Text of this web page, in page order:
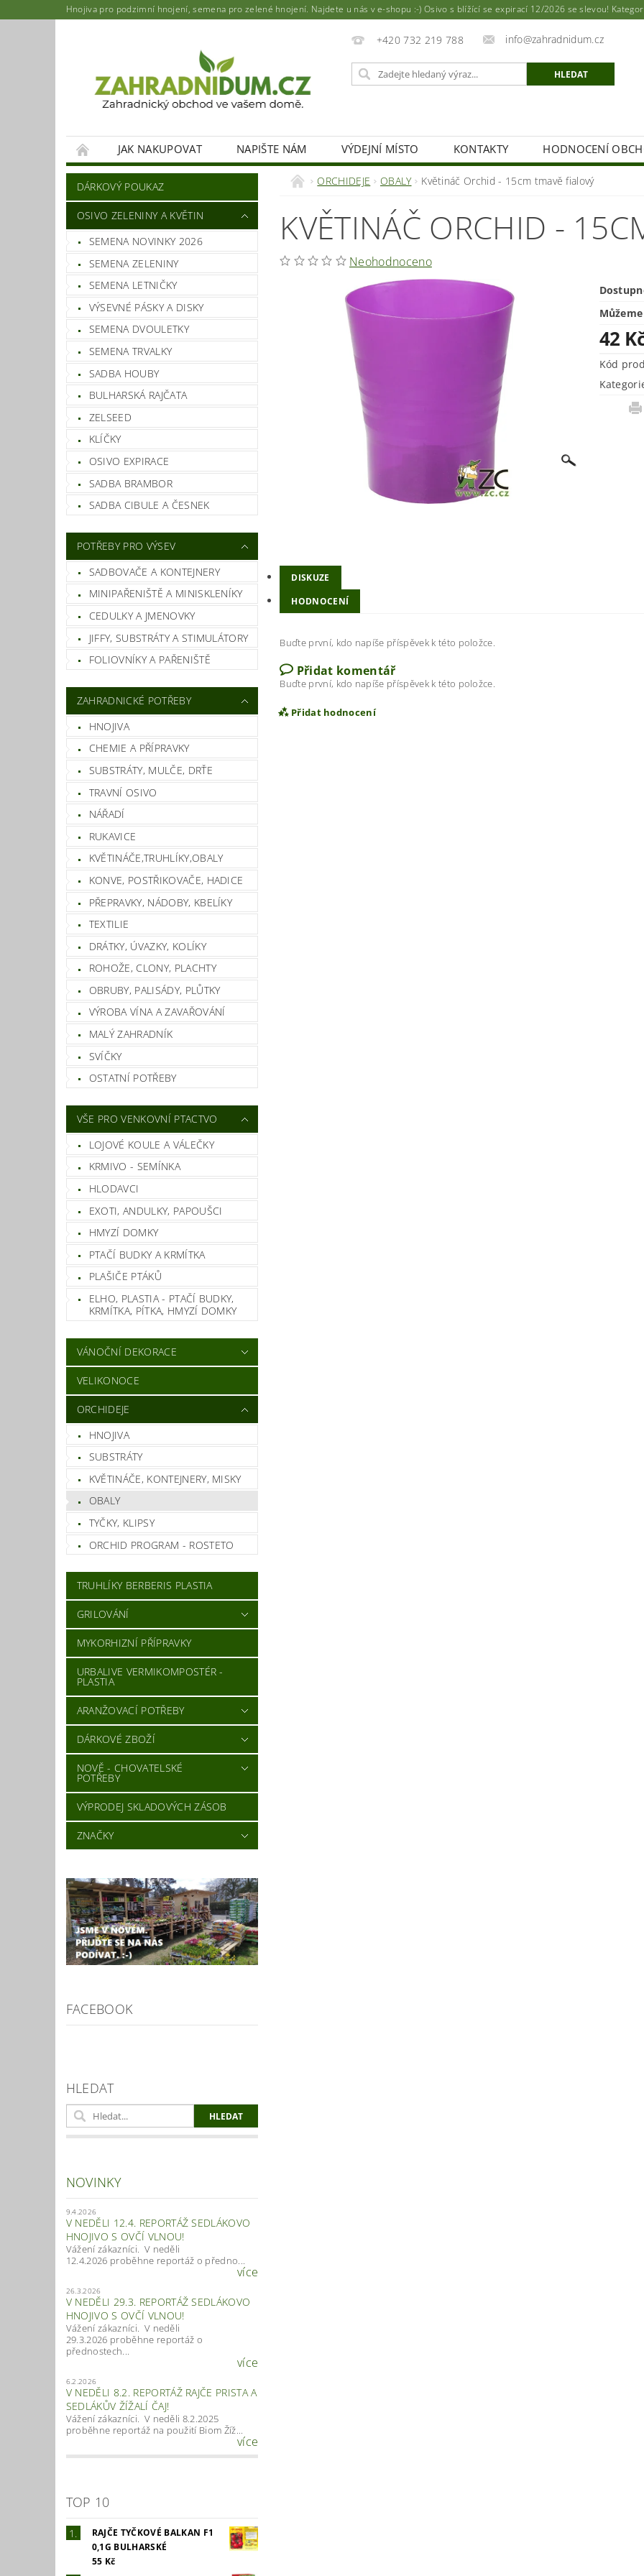
Hnojiva pro podzimní hnojení, semena pro zelené hnojení. Najdete u nás v e-shopu :-) Osivo s blížící se expirací 12/2026 se slevou! Kategorie
+420 732 219 788 info@zahradnidum.cz
JAK NAKUPOVAT NAPIŠTE NÁM VÝDEJNÍ MÍSTO KONTAKTY HODNOCENÍ
DÁRKOVÝ POUKAZ
OSIVO ZELENINY A KVĚTIN
SEMENA NOVINKY 2026
SEMENA ZELENINY
SEMENA LETNIČKY
VÝSEVNÉ PÁSKY A DISKY
SEMENA DVOULETKY
SEMENA TRVALKY
SADBA HOUBY
BULHARSKÁ RAJČATA
ZELSEED
KLÍČKY
OSIVO EXPIRACE
SADBA BRAMBOR
SADBA CIBULE A ČESNEK
POTŘEBY PRO VÝSEV
SADBOVAČE A KONTEJNERY
MINIPAŘENIŠTĚ A MINISKLENÍKY
CEDULKY A JMENOVKY
JIFFY, SUBSTRÁTY A STIMULÁTORY
FOLIOVNÍKY A PAŘENIŠTĚ
ZAHRADNICKÉ POTŘEBY
HNOJIVA
CHEMIE A PŘÍPRAVKY
SUBSTRÁTY, MULČE, DRŤE
TRAVNÍ OSIVO
NÁŘADÍ
RUKAVICE
KVĚTINÁČE,TRUHLÍKY,OBALY
KONVE, POSTŘIKOVAČE, HADICE
PŘEPRAVKY, NÁDOBY, KBELÍKY
TEXTILIE
DRÁTKY, ÚVAZKY, KOLÍKY
ROHOŽE, CLONY, PLACHTY
OBRUBY, PALISÁDY, PLŮTKY
VÝROBA VÍNA A ZAVAŘOVÁNÍ
MALÝ ZAHRADNÍK
SVÍČKY
OSTATNÍ POTŘEBY
VŠE PRO VENKOVNÍ PTACTVO
LOJOVÉ KOULE A VÁLEČKY
KRMIVO - SEMÍNKA
HLODAVCI
EXOTI, ANDULKY, PAPOUŠCI
HMYZÍ DOMKY
PTAČÍ BUDKY A KRMÍTKA
PLAŠIČE PTÁKŮ
ELHO, PLASTIA - PTAČÍ BUDKY,
KRMÍTKA, PÍTKA, HMYZÍ DOMKY
VÁNOČNÍ DEKORACE
VELIKONOCE
ORCHIDEJE
HNOJIVA
SUBSTRÁTY
KVĚTINÁČE, KONTEJNERY, MISKY
OBALY
TYČKY, KLIPSY
ORCHID PROGRAM - ROSTETO
TRUHLÍKY BERBERIS PLASTIA
GRILOVÁNÍ
MYKORHIZNÍ PŘÍPRAVKY
URBALIVE VERMIKOMPOSTÉR -
PLASTIA
ARANŽOVACÍ POTŘEBY
DÁRKOVÉ ZBOŽÍ
NOVĚ - CHOVATELSKÉ
POTŘEBY
VÝPRODEJ SKLADOVÝCH ZÁSOB
ZNAČKY
FACEBOOK
HLEDAT
NOVINKY
9.4.2026
V NEDĚLI 12.4. REPORTÁŽ SEDLÁKOVO
HNOJIVO S OVČÍ VLNOU!
Vážení zákazníci. V neděli
12.4.2026 proběhne reportáž o předno...
více
26.3.2026
V NEDĚLI 29.3. REPORTÁŽ SEDLÁKOVO
HNOJIVO S OVČÍ VLNOU!
Vážení zákazníci. V neděli
29.3.2026 proběhne reportáž o
přednostech...
více
6.2.2026
V NEDĚLI 8.2. REPORTÁŽ RAJČE PRISTA A
SEDLÁKŮV ŽÍŽALÍ ČAJ!
Vážení zákazníci. V neděli 8.2.2025
proběhne reportáž na použití Biom Žíž...
více
TOP 10
RAJČE TYČKOVÉ BALKAN F1
0,1G BULHARSKÉ
55 Kč
ORCHIDEJE OBALY Květináč Orchid - 15cm tmavě fialový
KVĚTINÁČ ORCHID -
Neohodnoceno
42
Kód
DISKUZE
HODNOCENÍ
Buďte první, kdo napíše příspěvek k této položce.
Přidat komentář
Buďte první, kdo napíše příspěvek k této položce.
Přidat hodnocení